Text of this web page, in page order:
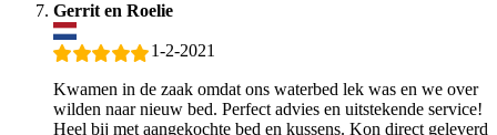
Gerrit en Roelie
1-2-2021
Kwamen in de zaak omdat ons waterbed lek was en we over
wilden naar nieuw bed. Perfect advies en uitstekende service!
Heel bij met aangekochte bed en kussens. Kon direct geleverd